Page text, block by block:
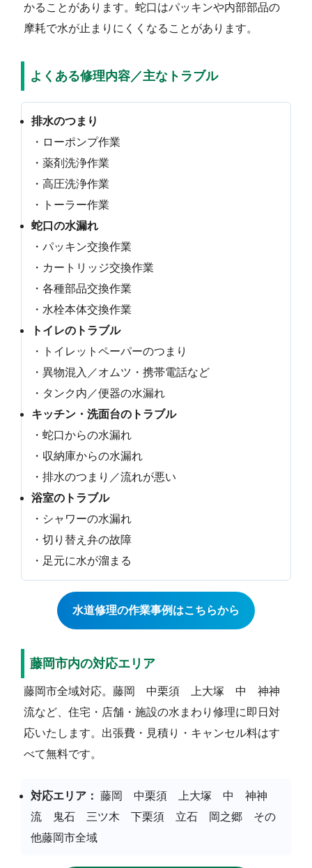
かることがあります。蛇口はパッキンや内部部品の
摩耗で水が止まりにくくなることがあります。
よくある修理内容／主なトラブル
排水のつまり
・ローポンプ作業
・薬剤洗浄作業
・高圧洗浄作業
・トーラー作業
蛇口の水漏れ
・パッキン交換作業
・カートリッジ交換作業
・各種部品交換作業
・水栓本体交換作業
トイレのトラブル
・トイレットペーパーのつまり
・異物混入／オムツ・携帯電話など
・タンク内／便器の水漏れ
キッチン・洗面台のトラブル
・蛇口からの水漏れ
・収納庫からの水漏れ
・排水のつまり／流れが悪い
浴室のトラブル
・シャワーの水漏れ
・切り替え弁の故障
・足元に水が溜まる
水道修理の作業事例はこちらから
藤岡市内の対応エリア
藤岡市全域対応。藤岡 中栗須 上大塚 中 神神
流など、住宅・店舗・施設の水まわり修理に即日対
応いたします。出張費・見積り・キャンセル料はす
べて無料です。
対応エリア： 藤岡 中栗須 上大塚 中 神神
流 鬼石 三ツ木 下栗須 立石 岡之郷 その
他藤岡市全域